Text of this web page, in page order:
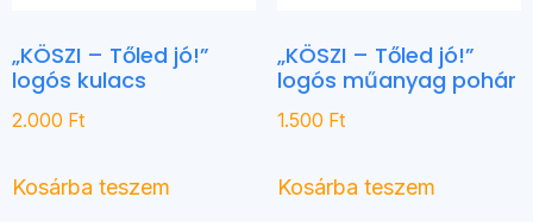
„KÖSZI – Tőled jó!”
logós kulacs
2.000 Ft
Kosárba teszem
„KÖSZI – Tőled jó!”
logós műanyag pohár
1.500 Ft
Kosárba teszem